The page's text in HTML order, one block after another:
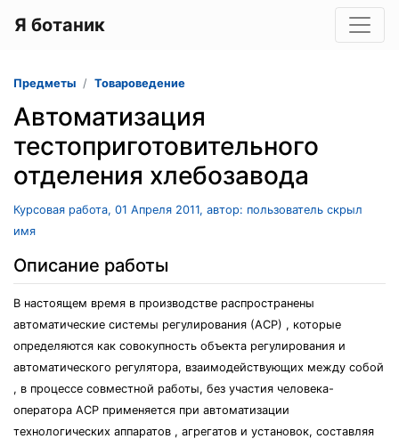
Я ботаник
Предметы Товароведение
Автоматизация
тестоприготовительного
отделения хлебозавода
Курсовая работа, 01 Апреля 2011, автор: пользователь скрыл
имя
Описание работы
В настоящем время в производстве распространены
автоматические системы регулирования (АСР) , которые
определяются как совокупность объекта регулирования и
автоматического регулятора, взаимодействующих между собой
, в процессе совместной работы, без участия человека-
оператора АСР применяется при автоматизации
технологических аппаратов , агрегатов и установок, составляя